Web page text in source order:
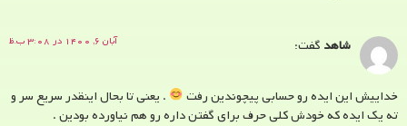
شاهد گفت: آبان ۶, ۱۴۰۰ در ۳:۰۸ ب.ظ
خداییش این ایده رو حسابی پیچوندین رفت
. یعنی تا بحال اینقدر سریع سر و
ته یک ایده که خودش کلی حرف برای گفتن داره رو هم نیاورده بودین .